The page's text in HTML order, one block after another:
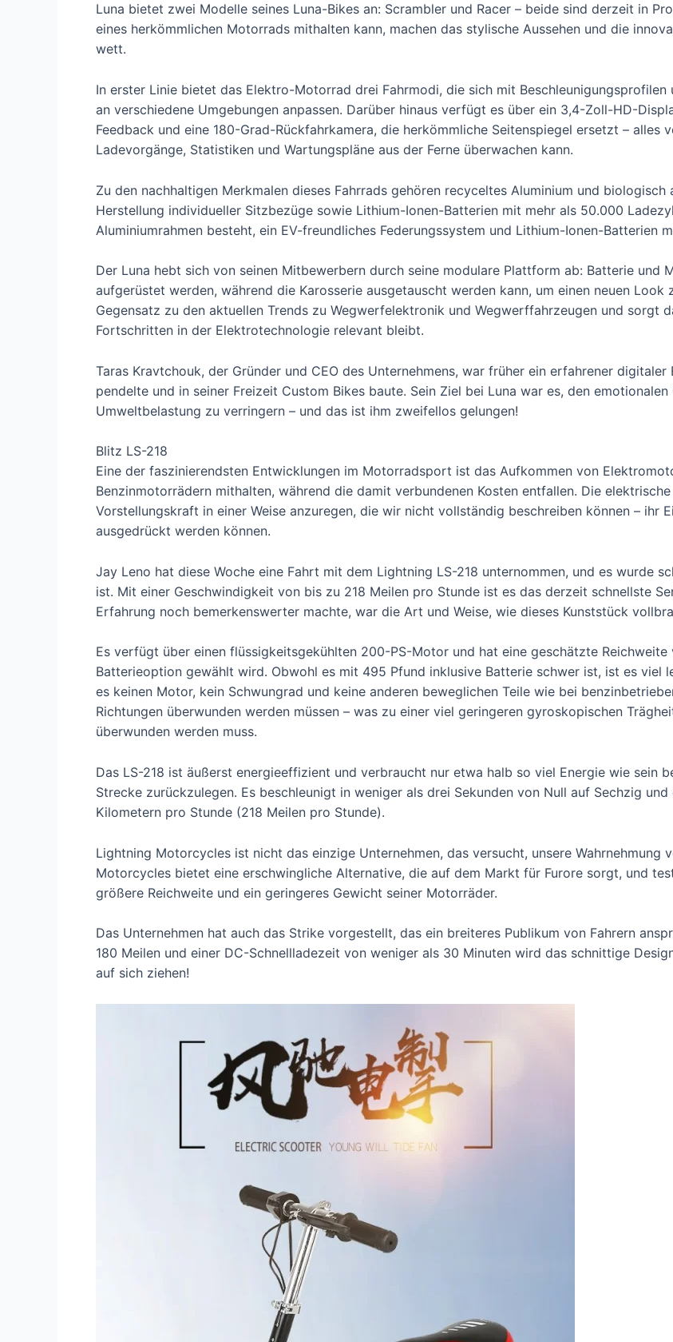
Luna bietet zwei Modelle seines Luna-Bikes an: Scrambler und Racer – beide sind derzeit in
eines herkömmlichen Motorrads mithalten kann, machen das stylische Aussehen und die
wett.
In erster Linie bietet das Elektro-Motorrad drei Fahrmodi, die sich mit
an verschiedene Umgebungen anpassen. Darüber hinaus verfügt es über ein 3,4-Zoll-HD-
Feedback und eine 180-Grad-Rückfahrkamera, die herkömmliche Seitenspiegel ersetzt – alles
Ladevorgänge, Statistiken und Wartungspläne aus der Ferne überwachen kann.
Zu den nachhaltigen Merkmalen dieses Fahrrads gehören recyceltes Aluminium und
Herstellung individueller Sitzbezüge sowie Lithium-Ionen-Batterien mit mehr als 50.000
Aluminiumrahmen besteht, ein EV-freundliches Federungssystem und Lithium-Ionen-Batterien
Der Luna hebt sich von seinen Mitbewerbern durch seine modulare Plattform ab: Batterie und
aufgerüstet werden, während die Karosserie ausgetauscht werden kann, um einen neuen Look
Gegensatz zu den aktuellen Trends zu Wegwerfelektronik und Wegwerffahrzeugen und sorgt
Fortschritten in der Elektrotechnologie relevant bleibt.
Taras Kravtchouk, der Gründer und CEO des Unternehmens, war früher ein erfahrener
pendelte und in seiner Freizeit Custom Bikes baute. Sein Ziel bei Luna war es, den
Umweltbelastung zu verringern – und das ist ihm zweifellos gelungen!
Blitz LS-218
Eine der faszinierendsten Entwicklungen im Motorradsport ist das Aufkommen von
Benzinmotorrädern mithalten, während die damit verbundenen Kosten entfallen. Die
Vorstellungskraft in einer Weise anzuregen, die wir nicht vollständig beschreiben können – ihr
ausgedrückt werden können.
Jay Leno hat diese Woche eine Fahrt mit dem Lightning LS-218 unternommen, und es wurde
ist. Mit einer Geschwindigkeit von bis zu 218 Meilen pro Stunde ist es das derzeit schnellste
Erfahrung noch bemerkenswerter machte, war die Art und Weise, wie dieses Kunststück
Es verfügt über einen flüssigkeitsgekühlten 200-PS-Motor und hat eine geschätzte Reichweite
Batterieoption gewählt wird. Obwohl es mit 495 Pfund inklusive Batterie schwer ist, ist es viel
es keinen Motor, kein Schwungrad und keine anderen beweglichen Teile wie bei
Richtungen überwunden werden müssen – was zu einer viel geringeren gyroskopischen
überwunden werden muss.
Das LS-218 ist äußerst energieeffizient und verbraucht nur etwa halb so viel Energie wie sein
Strecke zurückzulegen. Es beschleunigt in weniger als drei Sekunden von Null auf Sechzig
Kilometern pro Stunde (218 Meilen pro Stunde).
Lightning Motorcycles ist nicht das einzige Unternehmen, das versucht, unsere Wahrnehmung
Motorcycles bietet eine erschwingliche Alternative, die auf dem Markt für Furore sorgt, und
größere Reichweite und ein geringeres Gewicht seiner Motorräder.
Das Unternehmen hat auch das Strike vorgestellt, das ein breiteres Publikum von Fahrern
180 Meilen und einer DC-Schnellladezeit von weniger als 30 Minuten wird das schnittige
auf sich ziehen!